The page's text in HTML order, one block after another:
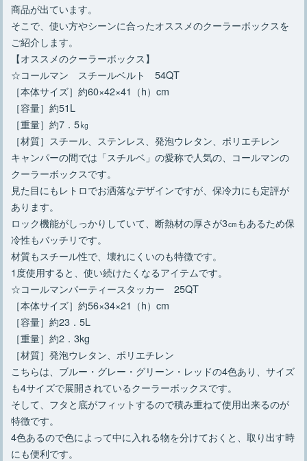
商品が出ています。
そこで、使い方やシーンに合ったオススメのクーラーボックスを
ご紹介します。
【オススメのクーラーボックス】
☆コールマン スチールベルト 54QT
［本体サイズ］約60×42×41（h）cm
［容量］約51L
［重量］約7．5㎏
［材質］スチール、ステンレス、発泡ウレタン、ポリエチレン
キャンパーの間では「スチルベ」の愛称で人気の、コールマンの
クーラーボックスです。
見た目にもレトロでお洒落なデザインですが、保冷力にも定評が
あります。
ロック機能がしっかりしていて、断熱材の厚さが3㎝もあるため保
冷性もバッチリです。
材質もスチール性で、壊れにくいのも特徴です。
1度使用すると、使い続けたくなるアイテムです。
☆コールマンパーティースタッカー 25QT
［本体サイズ］約56×34×21（h）cm
［容量］約23．5L
［重量］約2．3kg
［材質］発泡ウレタン、ポリエチレン
こちらは、ブルー・グレー・グリーン・レッドの4色あり、サイズ
も4サイズで展開されているクーラーボックスです。
そして、フタと底がフィットするので積み重ねて使用出来るのが
特徴です。
4色あるので色によって中に入れる物を分けておくと、取り出す時
にも便利です。